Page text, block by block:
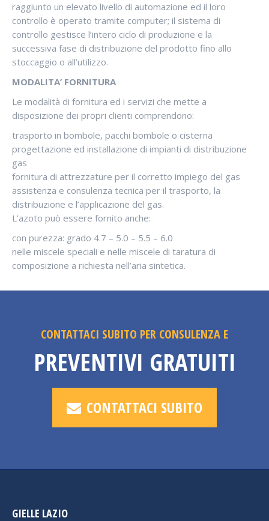
raggiunto un elevato livello di automazione ed il loro
controllo è operato tramite computer; il sistema di
controllo gestisce l’intero ciclo di produzione e la
successiva fase di distribuzione del prodotto fino allo
stoccaggio o all’utilizzo.
MODALITA’ FORNITURA
Le modalità di fornitura ed i servizi che mette a
disposizione dei propri clienti comprendono:
trasporto in bombole, pacchi bombole o cisterna
progettazione ed installazione di impianti di distribuzione
gas
fornitura di attrezzature per il corretto impiego del gas
assistenza e consulenza tecnica per il trasporto, la
distribuzione e l’applicazione del gas.
L’azoto può essere fornito anche:
con purezza: grado 4.7 – 5.0 – 5.5 – 6.0
nelle miscele speciali e nelle miscele di taratura di
composizione a richiesta nell’aria sintetica.
CONTATTACI SUBITO PER CONSULENZA E
PREVENTIVI GRATUITI
CONTATTACI SUBITO
GIELLE LAZIO